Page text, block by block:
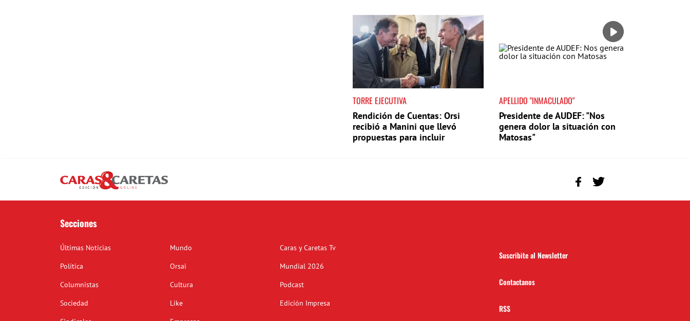
TORRE EJECUTIVA
Rendición de Cuentas: Orsi
recibió a Manini que llevó
propuestas para incluir
APELLIDO "INMACULADO"
Presidente de AUDEF: "Nos
genera dolor la situación con
Matosas"
Secciones
Últimas Noticias
Política
Columnistas
Sociedad
Mundo
Orsai
Cultura
Like
Caras y Caretas Tv
Mundial 2026
Podcast
Edición Impresa
Suscribite al Newsletter
Contactanos
RSS